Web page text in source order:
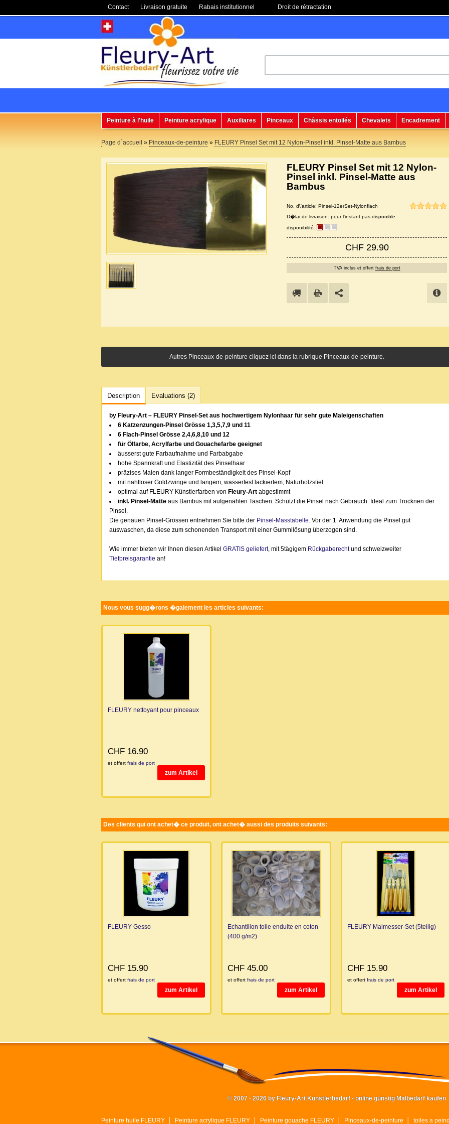
Peinture à l'huile Peinture acrylique Auxiliares Pinceaux Châssis entoilés Chevalets Encadrement
Page d`accueil » Pinceaux-de-peinture » FLEURY Pinsel Set mit 12 Nylon-Pinsel inkl. Pinsel-Matte aus Bambus
FLEURY Pinsel Set mit 12 Nylon-
Pinsel inkl. Pinsel-Matte aus
Bambus
No. d\'article: Pinsel-12erSet-Nylonflach
D�lai de livraison: pour l'instant pas disponible
disponibilité:
CHF 29.90
TVA inclus et offert frais de port
Autres Pinceaux-de-peinture cliquez ici dans la rubrique Pinceaux-de-peinture.
Description Evaluations (2)
by Fleury-Art – FLEURY Pinsel-Set aus hochwertigem Nylonhaar für sehr gute Maleigenschaften
6 Katzenzungen-Pinsel Grösse 1,3,5,7,9 und 11
6 Flach-Pinsel Grösse 2,4,6,8,10 und 12
für Ölfarbe, Acrylfarbe und Gouachefarbe geeignet
äusserst gute Farbaufnahme und Farbabgabe
hohe Spannkraft und Elastizität des Pinselhaar
präzises Malen dank langer Formbeständigkeit des Pinsel-Kopf
mit nahtloser Goldzwinge und langem, wasserfest lackiertem, Naturholzstiel
optimal auf FLEURY Künstlerfarben von Fleury-Art abgestimmt
inkl. Pinsel-Matte aus Bambus mit aufgenähten Taschen. Schützt die Pinsel nach Gebrauch. Ideal zum Trocknen der
Pinsel.
Die genauen Pinsel-Grössen entnehmen Sie bitte der Pinsel-Masstabelle. Vor der 1. Anwendung die Pinsel gut
auswaschen, da diese zum schonenden Transport mit einer Gummilösung überzogen sind.
Wie immer bieten wir Ihnen diesen Artikel GRATIS geliefert, mit 5tägigem Rückgaberechtund schweizweiter
Tiefpreisgarantie an!
Nous vous sugg�rons �galement les articles suivants:
FLEURY nettoyant pour pinceaux
CHF 16.90
et offert frais de port
zum Artikel
Des clients qui ont achet� ce produit, ont achet� aussi des produits suivants:
FLEURY Gesso
CHF 15.90
et offert frais de port
zum Artikel
Echantillon toile enduite en coton
(400 g/m2)
CHF 45.00
et offert frais de port
zum Artikel
FLEURY Malmesser-Set (5teilig)
CHF 15.90
et offert frais de port
zum Artikel
© 2007 - 2026 by Fleury-Art Künstlerbedarf - online günstig Malbedarf kaufen
Peinture huile FLEURY Peinture acrylique FLEURY Peinture gouache FLEURY Pinceaux-de-peinture toiles a
Droit de rétractation
Rabais institutionnel
Livraison gratuite
Contact